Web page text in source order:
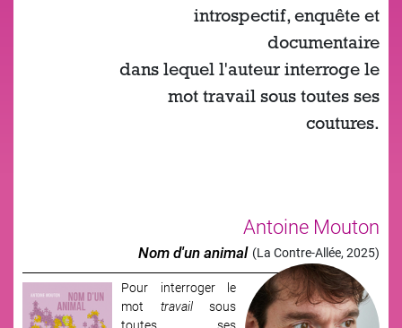
introspectif, enquête et
documentaire
dans lequel l'auteur interroge le
mot travail sous toutes ses
coutures.
Antoine Mouton
(La Contre-Allée, 2025)
Nom d'un animal
Image
Pour interroger le
mot travailsous